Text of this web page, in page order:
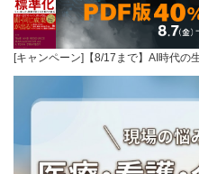
[キャンペーン]【8/17まで】AI時代の